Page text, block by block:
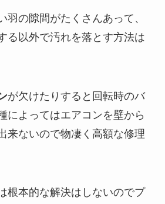
羽の隙間がたくさんあって、
る以外で汚れを落とす方法は
が欠けたりすると回転時のバ
によってはエアコンを壁から
来ないので物凄く高額な修理
根本的な解決はしないのでプ